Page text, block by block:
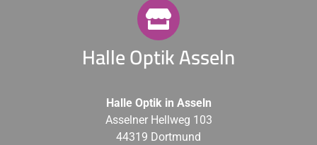
Halle Optik Asseln
Halle Optik in Asseln
Asselner Hellweg 103
44319 Dortmund